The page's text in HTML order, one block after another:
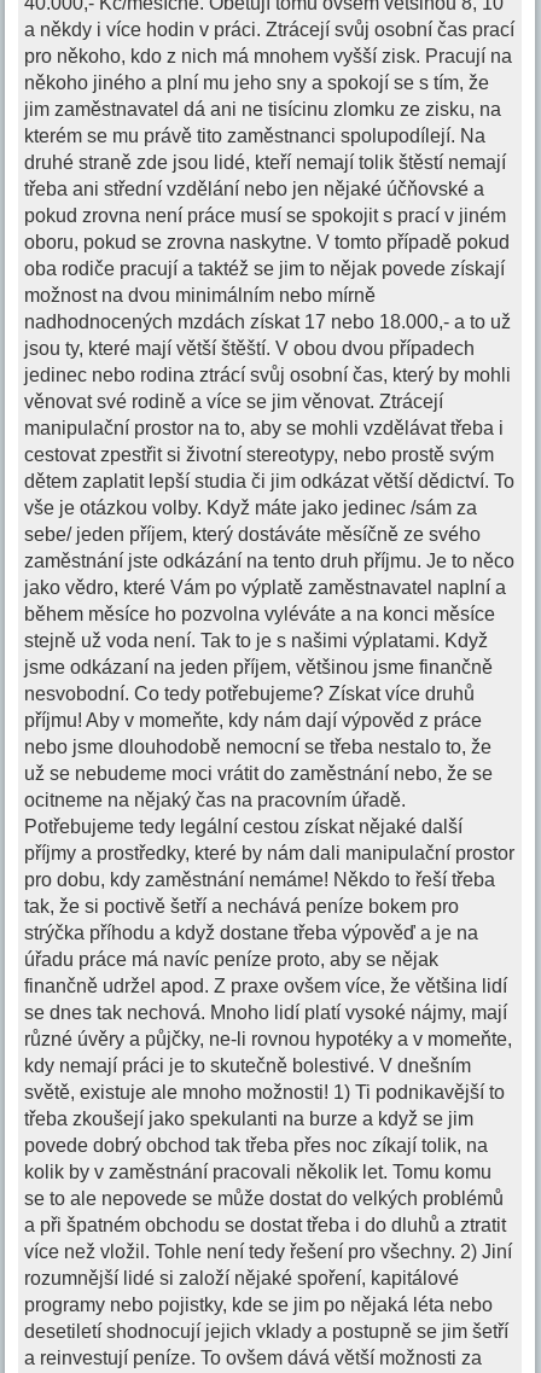
a někdy i více hodin v práci. Ztrácejí svůj osobní čas prací
pro někoho, kdo z nich má mnohem vyšší zisk. Pracují na
někoho jiného a plní mu jeho sny a spokojí se s tím, že
jim zaměstnavatel dá ani ne tisícinu zlomku ze zisku, na
kterém se mu právě tito zaměstnanci spolupodílejí. Na
druhé straně zde jsou lidé, kteří nemají tolik štěstí nemají
třeba ani střední vzdělání nebo jen nějaké účňovské a
pokud zrovna není práce musí se spokojit s prací v jiném
oboru, pokud se zrovna naskytne. V tomto případě pokud
oba rodiče pracují a taktéž se jim to nějak povede získají
možnost na dvou minimálním nebo mírně
nadhodnocených mzdách získat 17 nebo 18.000,- a to už
jsou ty, které mají větší štěští. V obou dvou případech
jedinec nebo rodina ztrácí svůj osobní čas, který by mohli
věnovat své rodině a více se jim věnovat. Ztrácejí
manipulační prostor na to, aby se mohli vzdělávat třeba i
cestovat zpestřit si životní stereotypy, nebo prostě svým
dětem zaplatit lepší studia či jim odkázat větší dědictví. To
vše je otázkou volby. Když máte jako jedinec /sám za
sebe/ jeden příjem, který dostáváte měsíčně ze svého
zaměstnání jste odkázání na tento druh příjmu. Je to něco
jako vědro, které Vám po výplatě zaměstnavatel naplní a
během měsíce ho pozvolna vyléváte a na konci měsíce
stejně už voda není. Tak to je s našimi výplatami. Když
jsme odkázaní na jeden příjem, většinou jsme finančně
nesvobodní. Co tedy potřebujeme? Získat více druhů
příjmu! Aby v momeňte, kdy nám dají výpověd z práce
nebo jsme dlouhodobě nemocní se třeba nestalo to, že
už se nebudeme moci vrátit do zaměstnání nebo, že se
ocitneme na nějaký čas na pracovním úřadě.
Potřebujeme tedy legální cestou získat nějaké další
příjmy a prostředky, které by nám dali manipulační prostor
pro dobu, kdy zaměstnání nemáme! Někdo to řeší třeba
tak, že si poctivě šetří a nechává peníze bokem pro
strýčka příhodu a když dostane třeba výpověď a je na
úřadu práce má navíc peníze proto, aby se nějak
finančně udržel apod. Z praxe ovšem více, že většina lidí
se dnes tak nechová. Mnoho lidí platí vysoké nájmy, mají
různé úvěry a půjčky, ne-li rovnou hypotéky a v momeňte,
kdy nemají práci je to skutečně bolestivé. V dnešním
světě, existuje ale mnoho možnosti! 1) Ti podnikavější to
třeba zkoušejí jako spekulanti na burze a když se jim
povede dobrý obchod tak třeba přes noc zíkají tolik, na
kolik by v zaměstnání pracovali několik let. Tomu komu
se to ale nepovede se může dostat do velkých problémů
a při špatném obchodu se dostat třeba i do dluhů a ztratit
více než vložil. Tohle není tedy řešení pro všechny. 2) Jiní
rozumnější lidé si založí nějaké spoření, kapitálové
programy nebo pojistky, kde se jim po nějaká léta nebo
desetiletí shodnocují jejich vklady a postupně se jim šetří
a reinvestují peníze. To ovšem dává větší možnosti za